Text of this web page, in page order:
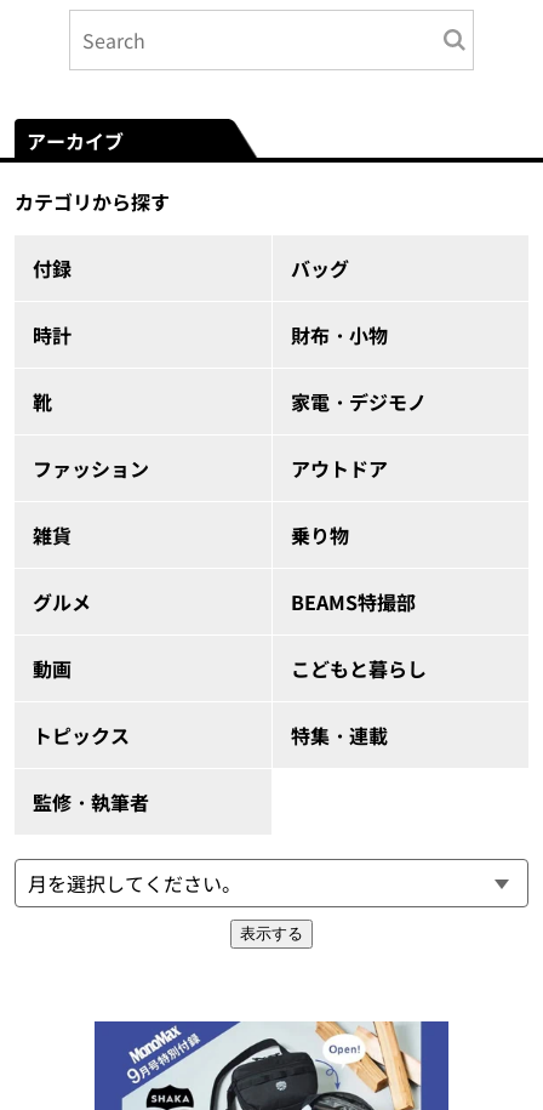
アーカイブ
カテゴリから探す
付録 バッグ
時計 財布・小物
靴 家電・デジモノ
ファッション アウトドア
雑貨 乗り物
グルメ BEAMS特撮部
動画 こどもと暮らし
トピックス 特集・連載
監修・執筆者
表示する